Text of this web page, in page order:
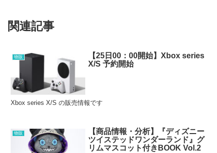
関連記事
物販
【25日00：00開始】Xbox series
X/S 予約開始
Xbox series X/S の販売情報です
物販
【商品情報・分析】『ディズニー
ツイステッドワンダーランド』グ
リムマスコット付きBOOK Vol.2